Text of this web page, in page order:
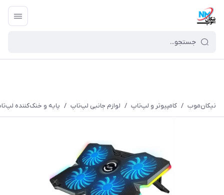
نیکان‌موب / کامپیوتر و لپ‌تاپ / لوازم جانبی لپ‌تاپ / پایه و خنک‌کننده